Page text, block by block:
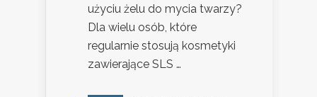
użyciu żelu do mycia twarzy?
Dla wielu osób, które
regularnie stosują kosmetyki
zawierające SLS …